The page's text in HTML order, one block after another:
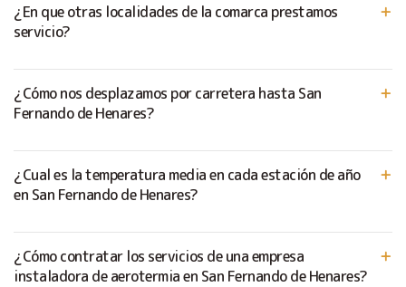
¿En que otras localidades de la comarca prestamos
servicio?
¿Cómo nos desplazamos por carretera hasta San
Fernando de Henares?
¿Cual es la temperatura media en cada estación de año
en San Fernando de Henares?
¿Cómo contratar los servicios de una empresa
instaladora de aerotermia en San Fernando de Henares?